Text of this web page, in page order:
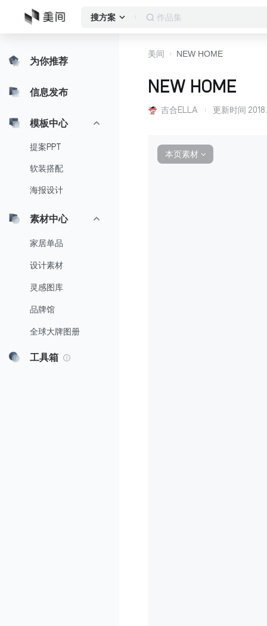
搜方案 客厅
为你推荐
信息发布
模板中心
提案PPT
软装搭配
海报设计
素材中心
家居单品
设计素材
灵感图库
品牌馆
全球大牌图册
工具箱
美间 NEW HOME
NEW HOME
吉合ELLA 更新时间
本页素材 ∨